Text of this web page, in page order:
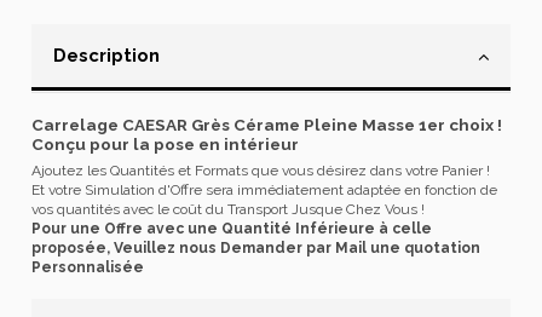
Description
Carrelage CAESAR Grès Cérame Pleine Masse 1er choix !
Conçu pour la pose en intérieur
Ajoutez les Quantités et Formats que vous désirez dans votre Panier !
Et votre Simulation d'Offre sera immédiatement adaptée en fonction de
vos quantités avec le coût du Transport Jusque Chez Vous !
Pour une Offre avec une Quantité Inférieure à celle
proposée, Veuillez nous Demander par Mail une quotation
Personnalisée